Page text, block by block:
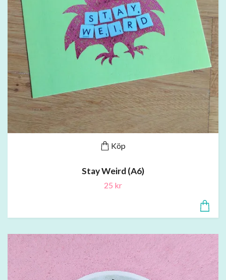
Köp
Stay Weird (A6)
25 kr